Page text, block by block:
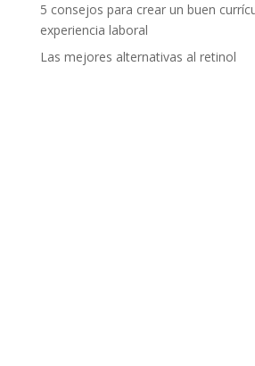
5 consejos para crear un buen
experiencia laboral
Las mejores alternativas al retinol